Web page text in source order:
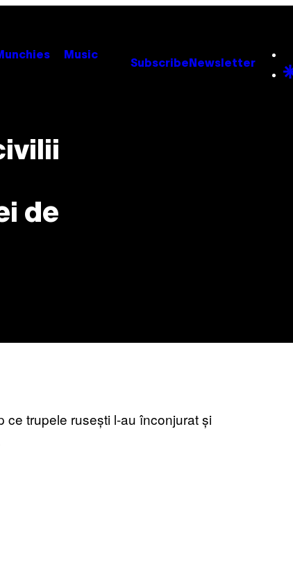
Music
Subscribe Newsletter
de
ce trupele rusești l-au înconjurat și